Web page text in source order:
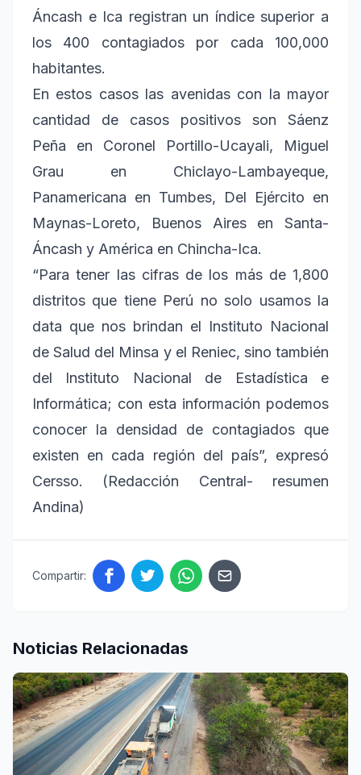
Áncash e Ica registran un índice superior a
los 400 contagiados por cada 100,000
habitantes.
En estos casos las avenidas con la mayor
cantidad de casos positivos son Sáenz
Peña en Coronel Portillo-Ucayali, Miguel
Grau en Chiclayo-Lambayeque,
Panamericana en Tumbes, Del Ejército en
Maynas-Loreto, Buenos Aires en Santa-
Áncash y América en Chincha-Ica.
“Para tener las cifras de los más de 1,800
distritos que tiene Perú no solo usamos la
data que nos brindan el Instituto Nacional
de Salud del Minsa y el Reniec, sino también
del Instituto Nacional de Estadística e
Informática; con esta información podemos
conocer la densidad de contagiados que
existen en cada región del país”, expresó
Cersso. (Redacción Central- resumen
Andina)
Compartir:
Noticias Relacionadas